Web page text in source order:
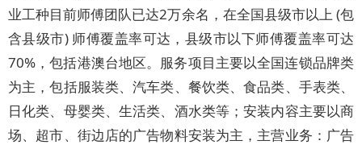
业工种目前师傅团队已达2万余名，在全国县级市以上 (包
含县级市) 师傅覆盖率可达，县级市以下师傅覆盖率可达
70%，包括港澳台地区。服务项目主要以全国连锁品牌类
为主，包括服装类、汽车类、餐饮类、食品类、手表类、
日化类、母婴类、生活类、酒水类等；安装内容主要以商
场、超市、街边店的广告物料安装为主，主营业务：广告